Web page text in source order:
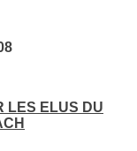
LES ELUS DU